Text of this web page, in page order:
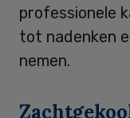
professionele
tot nadenken
nemen.